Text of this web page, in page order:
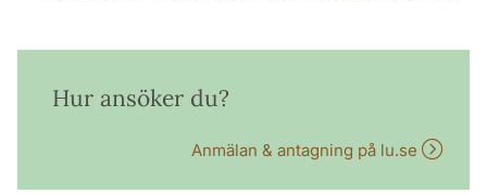
Hur ansöker du?
Anmälan & antagning på lu.se